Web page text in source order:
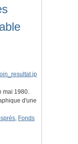
mai 1980.
d'une
, Fonds